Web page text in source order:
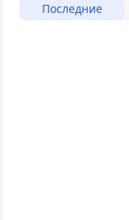
Последние